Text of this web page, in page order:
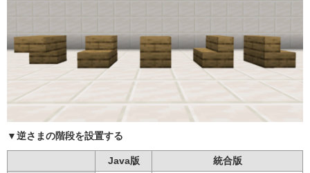
▼逆さまの階段を設置する
Java版
統合版